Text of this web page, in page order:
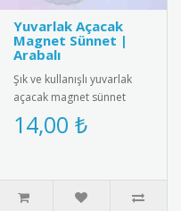
Yuvarlak Açacak
Magnet Sünnet |
Arabalı
Şık ve kullanışlı yuvarlak
açacak magnet sünnet
hediyesi. Yüksek kaliteli
mıknatıs ve paslanmaz
14,00 ₺